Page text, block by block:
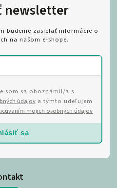
newsletter
budeme zasielať informácie o
na našom e-shope.
som sa oboznámil/a s
údajova týmto udeľujem
mojich osobných údajov
sa